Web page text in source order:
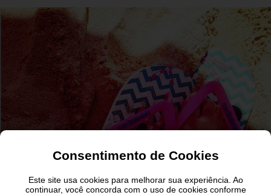
Consentimento de Cookies
Este site usa cookies para melhorar sua experiência. Ao
continuar, você concorda com o uso de cookies conforme